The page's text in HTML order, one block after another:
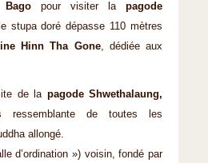
Bago pour visiter la pagode
stupa doré dé­passe 110 mètres
Hinn Tha Gone, dédiée aux
de lapagode Shwethalaung,
de toutes les
allongé.
d’ordination ») voisin, fondé par